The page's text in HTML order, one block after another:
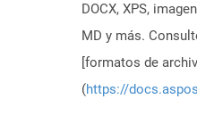
DOCX, XPS,
MD y más.
[formatos de
(https://